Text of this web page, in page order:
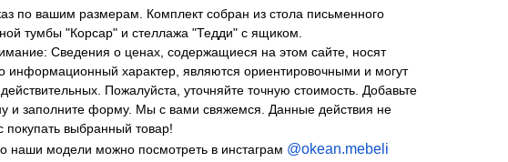
по вашим размерам. Комплект собран из стола письменного
тумбы "Корсар" и стеллажа "Тедди" с ящиком.
Сведения о ценах, содержащиеся на этом сайте, носят
информационный характер, являются ориентировочными и могут
Пожалуйста, уточняйте точную стоимость. Добавьте
и заполните форму. Мы с вами свяжемся. Данные действия не
покупать выбранный товар!
наши модели можно посмотреть в инстаграм @okean.mebeli